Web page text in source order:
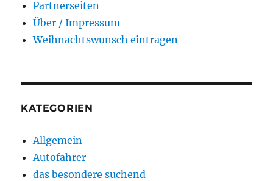
Partnerseiten
Über / Impressum
Weihnachtswunsch eintragen
KATEGORIEN
Allgemein
Autofahrer
das besondere suchend